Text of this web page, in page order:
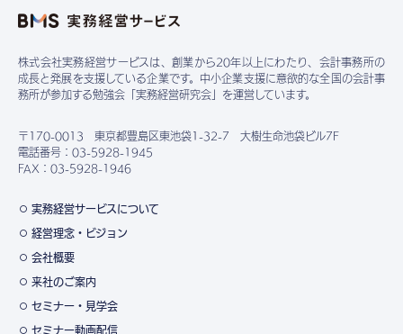
株式会社実務経営サービスは、創業から20年以上にわたり、会計事務所の
成長と発展を支援している企業です。中小企業支援に意欲的な全国の会計事
務所が参加する勉強会「実務経営研究会」を運営しています。
〒170-0013 東京都豊島区東池袋1-32-7 大樹生命池袋ビル7F
電話番号：03-5928-1945
FAX：03-5928-1946
実務経営サービスについて
経営理念・ビジョン
会社概要
来社のご案内
セミナー・見学会
セミナー動画配信